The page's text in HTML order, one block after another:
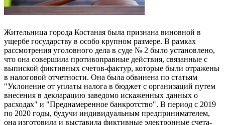
Жительница города Костаная была признана виновной в
ущербе государству в особо крупном размере. В рамках
рассмотрения уголовного дела в суде № 2 было установлено,
что она совершила противоправные действия, связанные с
выпиской фиктивных счетов-фактур, которые были отражены
в налоговой отчетности. Она была обвинена по статьям
"Уклонение от уплаты налога в бюджет с организаций путем
внесения в декларацию заведомо искаженных данных о
расходах" и "Преднамеренное банкротство". В период с 2019
по 2020 годы, будучи индивидуальным предпринимателем,
она изготовила и выставила фиктивные электронные счета-